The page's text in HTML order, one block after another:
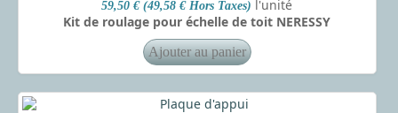
59,50 € (49,58 € Hors Taxes) l'unité
Kit de roulage pour échelle de toit NERESSY